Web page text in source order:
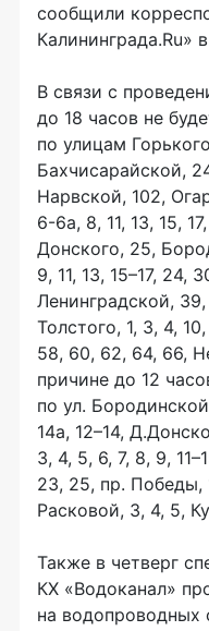
сообщили
Калининграда.Ru» в
В связи с
до 18 часов не
по улицам
Бахчисарайской,
Нарвской, 102,
6-6а, 8, 11, 13, 15,
Донского, 25,
9, 11, 13, 15–17, 24,
Ленинградской,
Толстого, 1, 3, 4,
58, 60, 62, 64, 66,
причине до 12
по ул.
14а, 12–14,
3, 4, 5, 6, 7, 8, 9,
23, 25, пр. Победы,
Расковой, 3, 4, 5,
Также в четверг
КХ «Водоканал»
на водопроводных